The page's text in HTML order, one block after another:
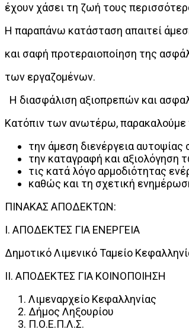
έχουν χάσει τη ζωή τους
Η παραπάνω κατάσταση απαιτεί
και σαφή προτεραιοποίηση της
των εργαζομένων.
Η διασφάλιση αξιοπρεπών και
Κατόπιν των ανωτέρω, παρακαλούμε
την άμεση διενέργεια
την καταγραφή και
τις κατά λόγο αρμοδιότητας
καθώς και τη σχετική
ΠΙΝΑΚΑΣ ΑΠΟΔΕΚΤΩΝ:
Ι. ΑΠΟΔΕΚΤΕΣ ΓΙΑ ΕΝΕΡΓΕΙΑ
Δημοτικό Λιμενικό Ταμείο
ΙΙ. ΑΠΟΔΕΚΤΕΣ ΓΙΑ ΚΟΙΝΟΠΟΙΗΣΗ
Λιμεναρχείο Κεφαλληνίας
Δήμος Ληξουρίου
Π.Ο.Ε.Π.Λ.Σ.